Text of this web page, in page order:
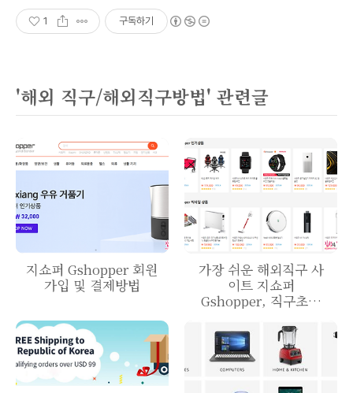
1 구독하기
'해외 직구/해외직구방법' 관련글
지쇼퍼 Gshopper 회원
가입 및 결제방법
가장 쉬운 해외직구 사
이트 지쇼퍼
Gshopper, 직구초보